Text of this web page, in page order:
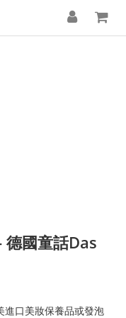
國童話Das
進口美妝保養品或發泡